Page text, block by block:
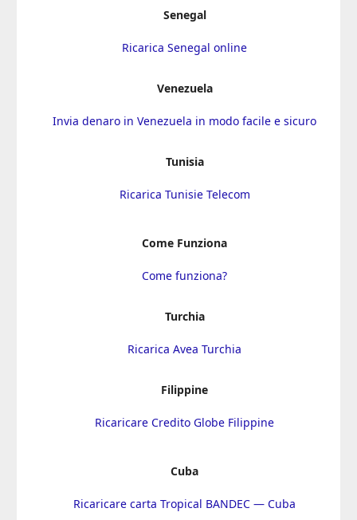
Senegal
Ricarica Senegal online
Venezuela
Invia denaro in Venezuela in modo facile e sicuro
Tunisia
Ricarica Tunisie Telecom
Come Funziona
Come funziona?
Turchia
Ricarica Avea Turchia
Filippine
Ricaricare Credito Globe Filippine
Cuba
Ricaricare carta Tropical BANDEC — Cuba